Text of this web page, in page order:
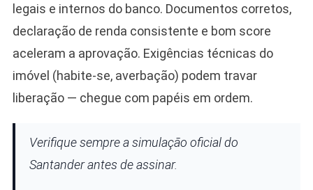
legais e internos do banco. Documentos corretos,
declaração de renda consistente e bom score
aceleram a aprovação. Exigências técnicas do
imóvel (habite-se, averbação) podem travar
liberação — chegue com papéis em ordem.
Verifique sempre a simulação oficial do
Santander antes de assinar.